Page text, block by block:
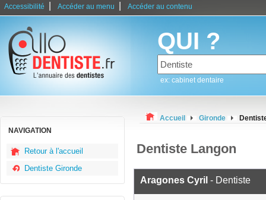
Accessibilité Accéder au menu Accéder au contenu
QUI ?
ex: cabinet dentaire
NAVIGATION
Retour à l'accueil
Dentiste Gironde
Accueil Gironde
Dentiste Langon
Aragones Cyril - Dentiste